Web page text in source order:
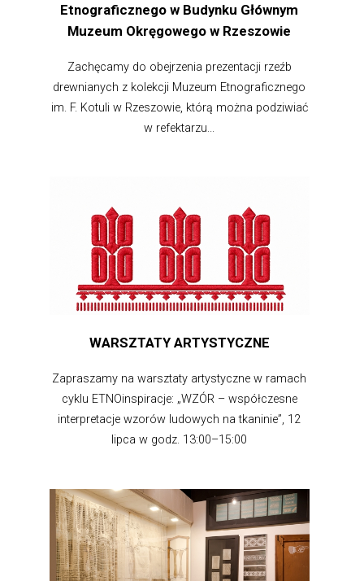
Etnograficznego w Budynku Głównym
Muzeum Okręgowego w Rzeszowie
Zachęcamy do obejrzenia prezentacji rzeźb
drewnianych z kolekcji Muzeum Etnograficznego
im. F. Kotuli w Rzeszowie, którą można podziwiać
w refektarzu...
WARSZTATY ARTYSTYCZNE
Zapraszamy na warsztaty artystyczne w ramach
cyklu ETNOinspiracje: „WZÓR – współczesne
interpretacje wzorów ludowych na tkaninie”, 12
lipca w godz. 13:00–15:00